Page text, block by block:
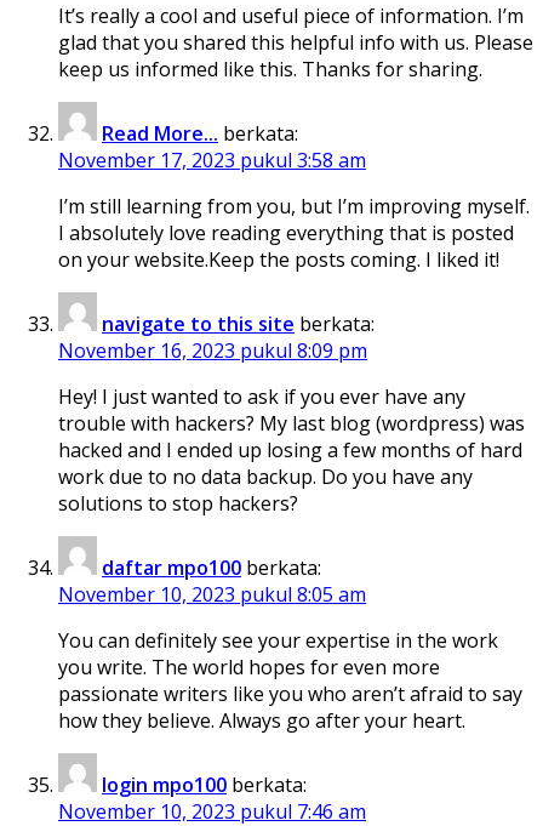
It’s really a cool and useful piece of information. I’m
glad that you shared this helpful info with us. Please
keep us informed like this. Thanks for sharing.
Read More... berkata:
November 17, 2023 pukul 3:58 am
I’m still learning from you, but I’m improving myself.
I absolutely love reading everything that is posted
on your website.Keep the posts coming. I liked it!
navigate to this site berkata:
November 16, 2023 pukul 8:09 pm
Hey! I just wanted to ask if you ever have any
trouble with hackers? My last blog (wordpress) was
hacked and I ended up losing a few months of hard
work due to no data backup. Do you have any
solutions to stop hackers?
daftar mpo100 berkata:
November 10, 2023 pukul 8:05 am
You can definitely see your expertise in the work
you write. The world hopes for even more
passionate writers like you who aren’t afraid to say
how they believe. Always go after your heart.
login mpo100 berkata:
November 10, 2023 pukul 7:46 am